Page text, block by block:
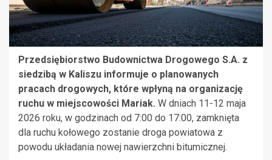
Przedsiębiorstwo Budownictwa Drogowego S.A. z
siedzibą w Kaliszu informuje o planowanych
pracach drogowych, które wpłyną na organizację
ruchu w miejscowości Mariak. W dniach 11-12 maja
2026 roku, w godzinach od 7:00 do 17:00, zamknięta
dla ruchu kołowego zostanie droga powiatowa z
powodu układania nowej nawierzchni bitumicznej.